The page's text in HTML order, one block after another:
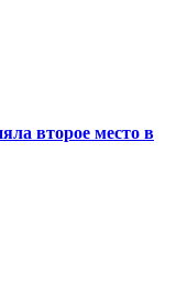
второе место в